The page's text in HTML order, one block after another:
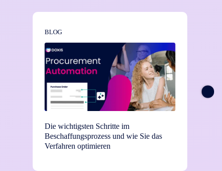
BLOG
Die wichtigsten Schritte im
Beschaffungsprozess und wie Sie das
Verfahren optimieren